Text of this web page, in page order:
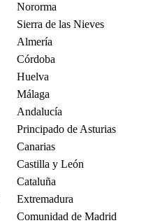
Nororma
Sierra de las Nieves
Almería
Córdoba
Huelva
Málaga
Andalucía
Principado de Asturias
Canarias
Castilla y León
Cataluña
Extremadura
Comunidad de Madrid